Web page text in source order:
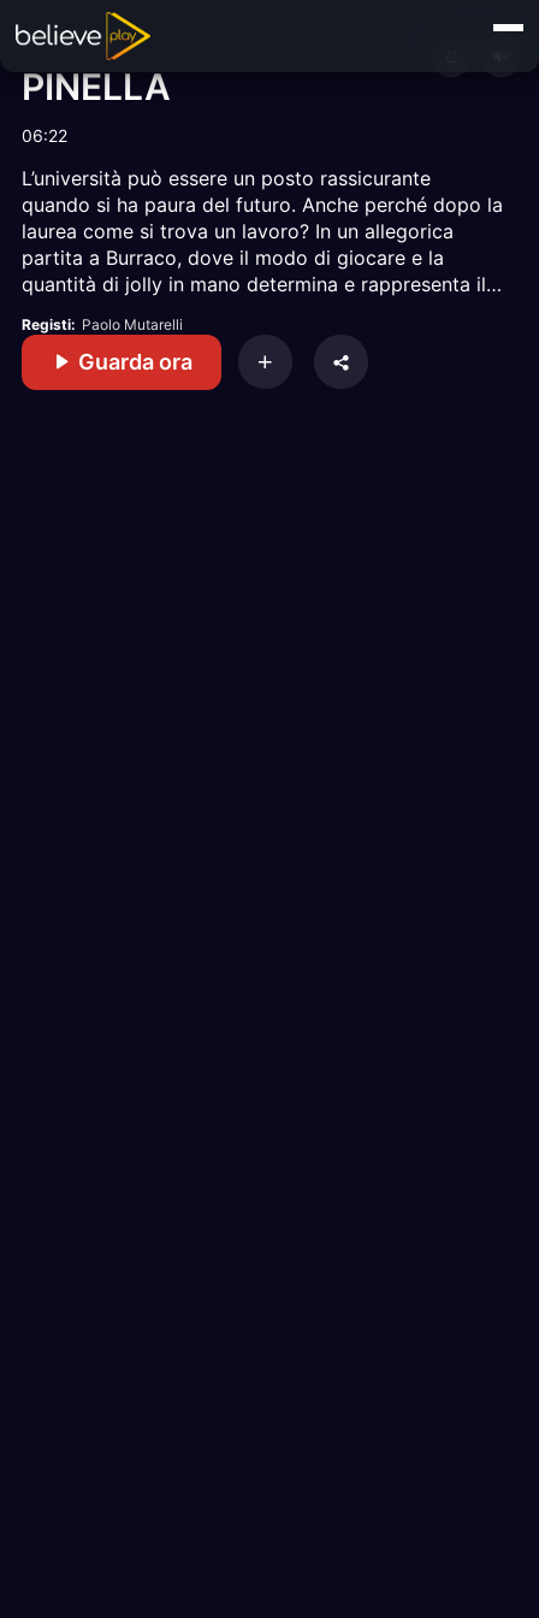
PINELLA
06:22
L’università può essere un posto rassicurante
quando si ha paura del futuro. Anche perché dopo la
laurea come si trova un lavoro? In un allegorica
partita a Burraco, dove il modo di giocare e la
quantità di jolly in mano determina e rappresenta il
Ricco, Il Povero e L’indeciso), vediamo come
aspirazioni e fortuna interagiscono tra di loro
trovando una strada di mezzo nel quale trasformasi
Registi: Paolo Mutarelli
Guarda ora